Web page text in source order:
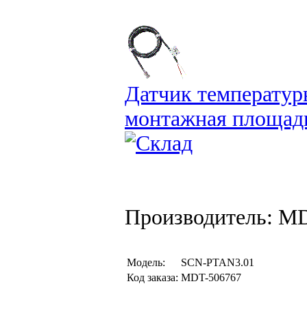
Датчик
монтажная
Производитель:
Модель:
SCN-PTAN3.01
Код заказа: MDT-506767